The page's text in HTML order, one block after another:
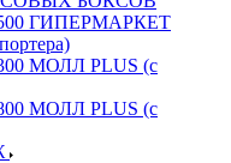
ГИПЕРМАРКЕТ
МОЛЛ PLUS (с
МОЛЛ PLUS (с